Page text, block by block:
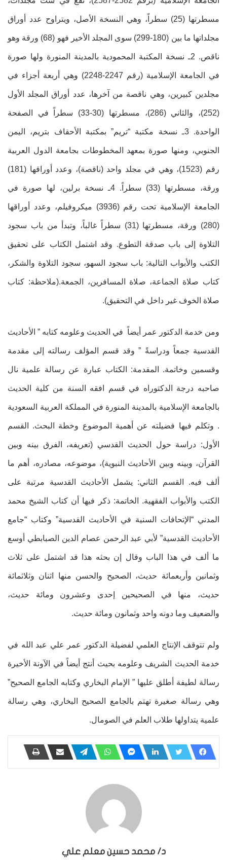
مسطرتها (25) سطراً، وهي النسخة الأصل، ويتراوح عدد أوراق
مجلداتها ما بين (180-299) سوى المجلد الأخير فهو (68) ورقة وهو
ناقص. 2ـ نسخة المكتبة المحمودية بالمدينة المنورة ولها صورة
في الجامعة الإسلامية (رقم 2247-2248) وهي أربعة أجزاء في
مجلدين كبيرين، وهي ناقصة من آخرها، عدد أوراق المجلد الأول
(252)، والثاني (286)، مسطرتها (30-33) سطراً في الصفحة
الواحدة. 3ـ نسخة مكتبة “تريم” بمكتبة الأحقاف بتريم، اليمن
الجنوبي، ومنها صورة بمعهد المخطوطات بجامعة الدول العربية
رقم (1523)، وهي في مجلد واحد (ناقصة)، وعدد أوراقها (181)
ورقة، مسطرتها (33) سطراً. 4ـ نسخة برلين، لها صورة في
الجامعة الإسلامية تحت رقم (3936) ميكروفيلم، وعدد أوراقها
(280) ورقة، مسطرتها (31) سطراً غالباً، وتبدأ من باب سجود
التلاوة إلى باب صدقة التطوع. وقد اشتمل الكتاب على تحقيق
الكتب والأبواب التالية: باب سجود السهو، سجود التلاوة والشكر،
كتاب صلاة الجماعة، صلاة المسافرين، الجمعة.(ملاحظة: كتاب
صلاة الخوف غير داخل في التحقيق).
ومن خدمة الدكتور عمر أيضاً في الحديث وعلومه كتابه ” الأحاديث
القدسية جمعاً ودراسةً ” وقد قسم المؤلف رسالته إلى مقدمة
وقسمين وخاتمة. المقدمة: الكتاب عبارة عن رسالة علمية نال
صاحبه درجة الدكتوراه في قسم افقه السنة من كلية الحديث
بالجامعة الإسلامية بالمدينة المنورة في المملكة العربية السعودية
. وتكلم فيها فضيلته عن أهمية الموضوع وخطة البحث. القسم
الأول: دراسة حول الحديث القدسي (تعريفه، الفرق بينه وبين
القرآن، وبينه وبين الأحاديث النبوية)، موضوعه، مصادره، أهم ما
ألف فيه. القسم الثاني: يشمل الأحاديث القدسية مرتبة على
الكتب والأبواب الفقهية. الخاتمة: ذكر فيها أن كتاب الشيخ محمد
المدني “الإتحافات السنية في الأحاديث القدسية” وكتاب “جامع
الأحاديث القدسية” لأبي عبد الرحمن عصام الدين الصبابطي أوسع
ما ألف في هذا الباب وقال إن بحثه هذا قد اشتمل على ثلاث
وثمانين وأربعمائة حديث، الصحيح والحسن منها اثنان وثلاثمائة
حديث، منها في الصحيحين إحدى وعشرون ومائة حديث،
والضعيف وما دونه واحد وثمانون ومائة حديث.
ولم تتوقف الإنتاج العلمي لفضيلة الدكتور عمر علي عبد الله في
خدمة الحديث الشريف وعلومه بحيث أنتج أيضاً في الآونة الأخيرة
رسالة لطيفة أطلق عليها ” الإمام البخاري وكتابه الجامع الصحيح”
وهي رسالة صغيرة تهتم بالجامع الصحيح البخاري، وهي رسالة
علمية يتداولها طلاب العلم في الصومال.
د/ محمد حسين معلم علي